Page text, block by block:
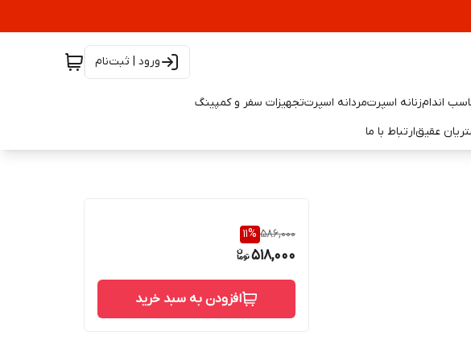
ورود | ثبت‌نام
اندامزنانه اسپرتمردانه اسپرتتجهیزات سفر و کمپینگ
عقیقارتباط با ما
586,000
11%
518,000
افزودن به سبد خرید